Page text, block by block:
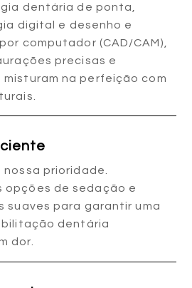
dentária de ponta,
digital e desenho e
computador (CAD/CAM),
precisas e
misturam na perfeição com
prioridade.
opções de sedação e
suaves para garantir uma
dentária
dor.